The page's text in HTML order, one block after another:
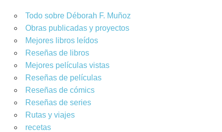
Todo sobre Déborah F. Muñoz
Obras publicadas y proyectos
Mejores libros leídos
Reseñas de libros
Mejores películas vistas
Reseñas de películas
Reseñas de cómics
Reseñas de series
Rutas y viajes
recetas